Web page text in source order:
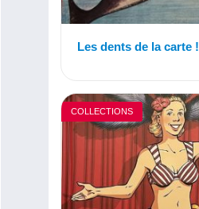
Les dents de la carte !
COLLECTIONS